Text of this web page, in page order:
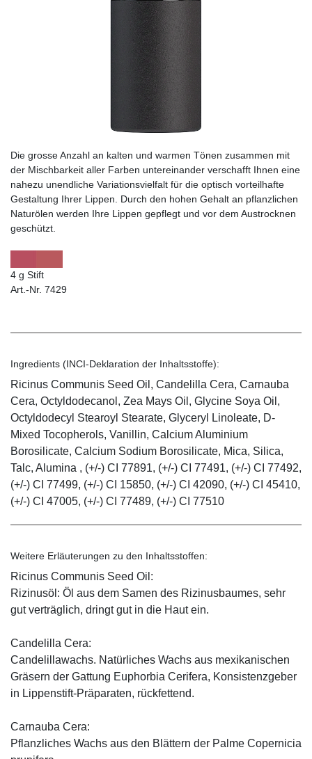
Die grosse Anzahl an kalten und warmen Tönen zusammen mit
der Mischbarkeit aller Farben untereinander verschafft Ihnen eine
nahezu unendliche Variationsvielfalt für die optisch vorteilhafte
Gestaltung Ihrer Lippen. Durch den hohen Gehalt an pflanzlichen
Naturölen werden Ihre Lippen gepflegt und vor dem Austrocknen
geschützt.
4 g Stift
Art.-Nr. 7429
Ingredients (INCI-Deklaration der Inhaltsstoffe):
Ricinus Communis Seed Oil, Candelilla Cera, Carnauba
Cera, Octyldodecanol, Zea Mays Oil, Glycine Soya Oil,
Octyldodecyl Stearoyl Stearate, Glyceryl Linoleate, D-
Mixed Tocopherols, Vanillin, Calcium Aluminium
Borosilicate, Calcium Sodium Borosilicate, Mica, Silica,
Talc, Alumina , (+/-) CI 77891, (+/-) CI 77491, (+/-) CI 77492,
(+/-) CI 77499, (+/-) CI 15850, (+/-) CI 42090, (+/-) CI 45410,
(+/-) CI 47005, (+/-) CI 77489, (+/-) CI 77510
Weitere Erläuterungen zu den Inhaltsstoffen:
Ricinus Communis Seed Oil:
Rizinusöl: Öl aus dem Samen des Rizinusbaumes, sehr
gut verträglich, dringt gut in die Haut ein.
Candelilla Cera:
Candelillawachs. Natürliches Wachs aus mexikanischen
Gräsern der Gattung Euphorbia Cerifera, Konsistenzgeber
in Lippenstift-Präparaten, rückfettend.
Carnauba Cera:
Pflanzliches Wachs aus den Blättern der Palme Copernicia